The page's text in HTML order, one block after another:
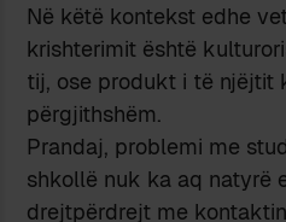
Në këtë kontekst edhe
krishterimit është
tij, ose produkt i të njëjtit
përgjithshëm.
Prandaj, problemi me
shkollë nuk ka aq natyrë
drejtpërdrejt me